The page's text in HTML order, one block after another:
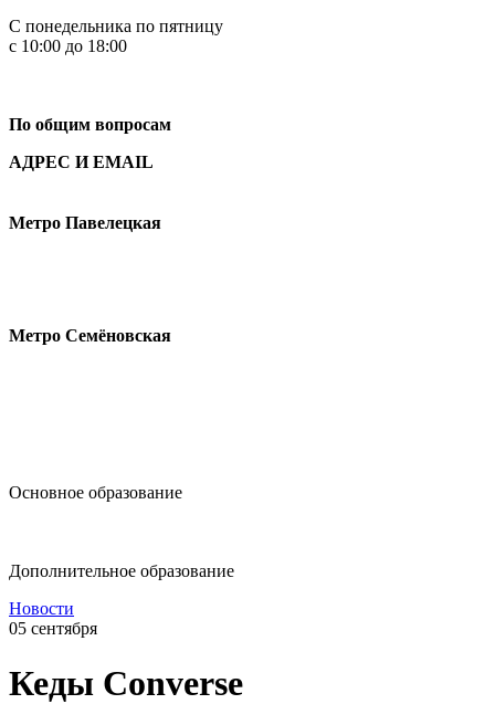
С понедельника по пятницу
с 10:00 до 18:00
По общим вопросам
АДРЕС И EMAIL
Метро Павелецкая
Метро Семёновская
Основное образование
Дополнительное образование
Новости
05 сентября
Кеды Converse